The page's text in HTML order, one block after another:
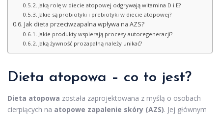
Jaką rolę w diecie atopowej odgrywają witamina D i E?
Jakie są probiotyki i prebiotyki w diecie atopowej?
Jak dieta przeciwzapalna wpływa na AZS?
Jakie produkty wspierają procesy autoregeneracji?
Jaką żywność prozapalną należy unikać?
Dieta atopowa – co to jest?
Dieta atopowa została zaprojektowana z myślą o osobach
cierpiących na atopowe zapalenie skóry (AZS). Jej głównym